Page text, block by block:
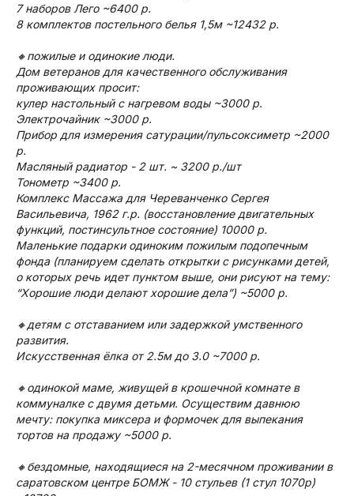
7 наборов Лего ~6400 р.
8 комплектов постельного белья 1,5м ~12432 р.
🔸пожилые и одинокие люди.
Дом ветеранов для качественного обслуживания
проживающих просит:
кулер настольный с нагревом воды ~3000 р.
Электрочайник ~3000 р.
Прибор для измерения сатурации/пульсоксиметр ~2000
р.
Масляный радиатор - 2 шт. ~ 3200 р./шт
Тонометр ~3400 р.
Комплекс Массажа для Череванченко Сергея
Васильевича, 1962 г.р. (восстановление двигательных
функций, постинсультное состояние) 10000 р.
Маленькие подарки одиноким пожилым подопечным
фонда (планируем сделать открытки с рисунками детей,
о которых речь идет пунктом выше, они рисуют на тему:
“Хорошие люди делают хорошие дела”) ~5000 р.
🔸детям с отставанием или задержкой умственного
развития.
Искусственная ёлка от 2.5м до 3.0 ~7000 р.
🔸одинокой маме, живущей в крошечной комнате в
коммуналке с двумя детьми. Осуществим давнюю
мечту: покупка миксера и формочек для выпекания
тортов на продажу ~5000 р.
🔸бездомные, находящиеся на 2-месячном проживании в
саратовском центре БОМЖ - 10 стульев (1 стул 1070р)